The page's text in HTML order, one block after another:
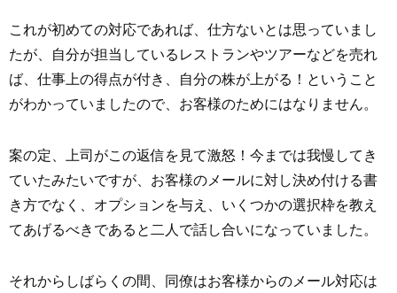
これが初めての対応であれば、仕方ないとは思っていまし
たが、自分が担当しているレストランやツアーなどを売れ
ば、仕事上の得点が付き、自分の株が上がる！ということ
がわかっていましたので、お客様のためにはなりません。
案の定、上司がこの返信を見て激怒！今までは我慢してき
ていたみたいですが、お客様のメールに対し決め付ける書
き方でなく、オプションを与え、いくつかの選択枠を教え
てあげるべきであると二人で話し合いになっていました。
それからしばらくの間、同僚はお客様からのメール対応は